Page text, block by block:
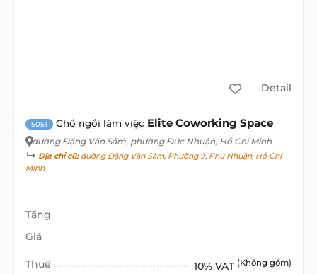
Detail
5051 Chổ ngồi làm việc Elite Coworking Space
đường Đặng Văn Sâm, phường Đức Nhuận, Hồ Chí Minh
Địa chỉ cũ:đường Đặng Văn Sâm, Phường 9, Phú Nhuận, Hồ Chí
Minh
Tầng
Giá
Thuế 10% VAT (Không gồm)